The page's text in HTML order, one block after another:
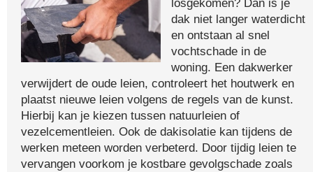
losgekomen? Dan is je
dak niet langer waterdicht
en ontstaan al snel
vochtschade in de
woning. Een dakwerker
verwijdert de oude leien, controleert het houtwerk en
plaatst nieuwe leien volgens de regels van de kunst.
Hierbij kan je kiezen tussen natuurleien of
vezelcementleien. Ook de dakisolatie kan tijdens de
werken meteen worden verbeterd. Door tijdig leien te
vervangen voorkom je kostbare gevolgschade zoals